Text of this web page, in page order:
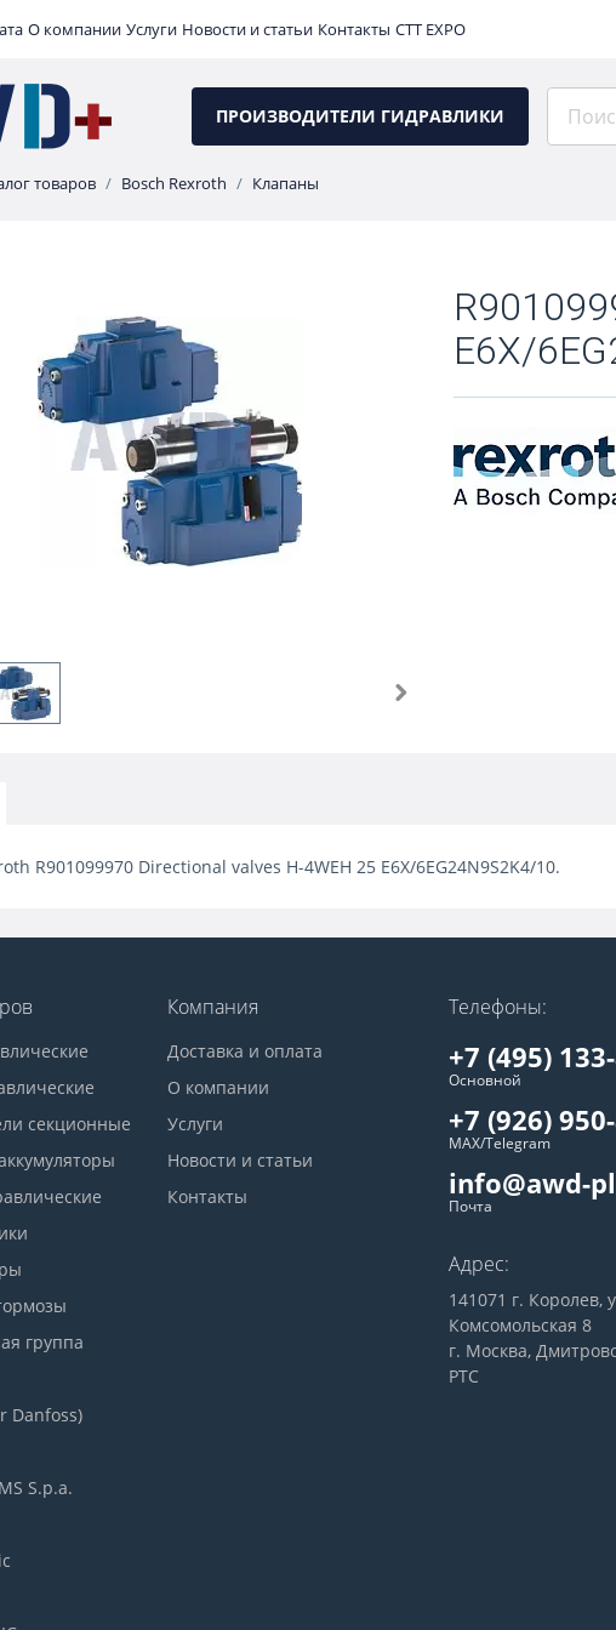
О компании Услуги Новости и статьи Контакты CTT EXPO
ПРОИЗВОДИТЕЛИ ГИДРАВЛИКИ
товаров Bosch Rexroth Клапаны
E6X/
R901099970 Directional valves H-4WEH 25 E6X/6EG24N9S2K4/10.
секционные
группа
Danfoss)
S.p.a.
Компания
Доставка и оплата
О компании
Услуги
Новости и статьи
Контакты
Телефоны:
+7 (495)
Основной
+7 (926)
MAX/Telegram
info@awd-
Почта
Адрес:
141071 г. Королев,
Комсомольская 8
г. Москва,
РТС